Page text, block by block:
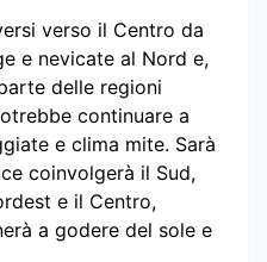
verso il Centro da
e nevicate al Nord e,
delle regioni
continuare a
e clima mite. Sarà
coinvolgerà il Sud,
e il Centro,
a godere del sole e